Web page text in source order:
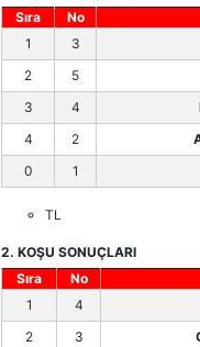
Sıra
No
1
3
2
5
3
4
4
2
0
1
TL
2. KOŞU SONUÇLARI
Sıra
No
1
4
2
3